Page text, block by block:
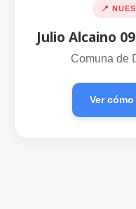
📍
Julio Alcaino
Comuna de
Ver